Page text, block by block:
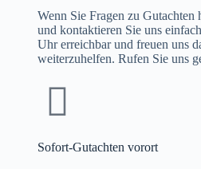
Wenn Sie Fragen zu Gutachten
und kontaktieren Sie uns
Uhr erreichbar und freuen uns
weiterzuhelfen. Rufen Sie uns
Sofort-Gutachten vorort